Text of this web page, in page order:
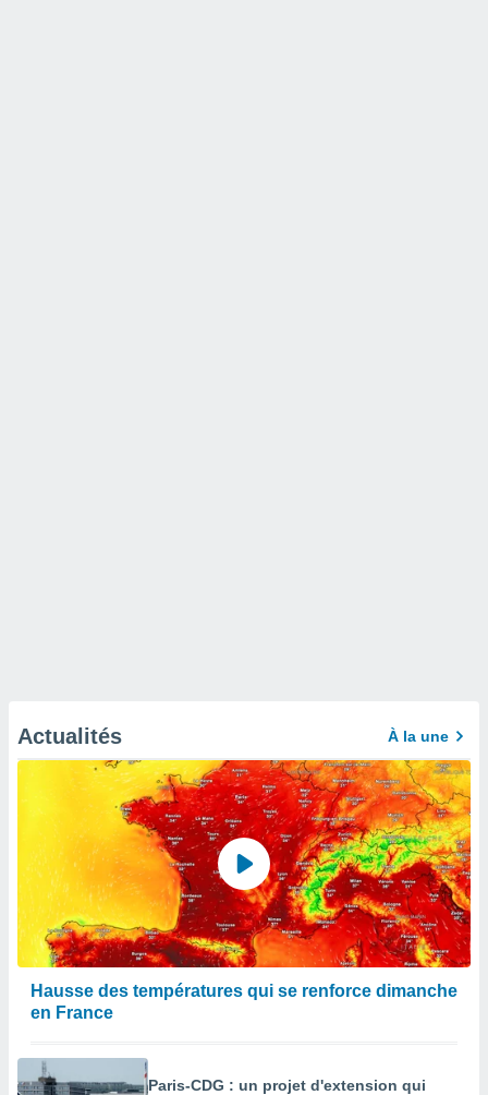
Actualités À la une
Hausse des températures qui se renforce dimanche
en France
Paris-CDG : un projet d'extension qui